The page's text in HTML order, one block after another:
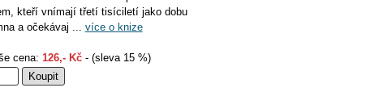
kteří vnímají třetí tisíciletí jako dobu
a očekávaj ... více o knize
cena: 126,- Kč- (sleva 15 %)